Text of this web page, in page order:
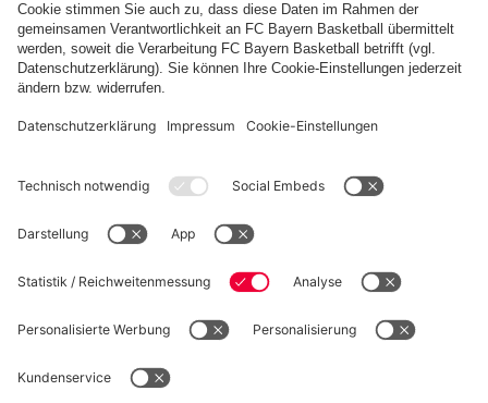
Frauenteams
des
FC
Bayern
Fanbereich
PARTNER
fcbayern.com Basketball Allianz Arena Media Center Jobs